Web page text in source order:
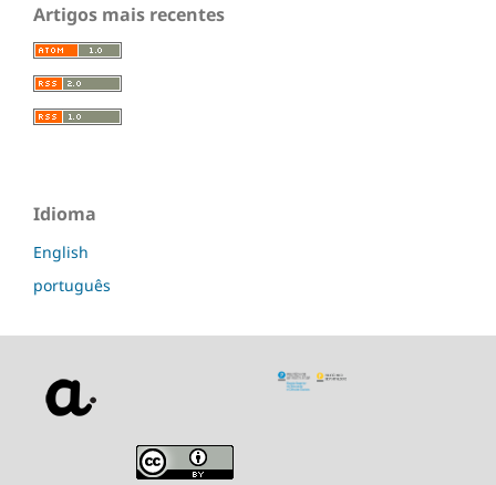
Artigos mais recentes
Idioma
English
português